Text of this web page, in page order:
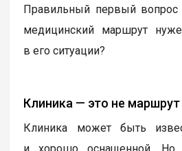
Правильный первый вопрос
медицинский маршрут
в его ситуации?
Клиника — это не маршрут
Клиника может быть